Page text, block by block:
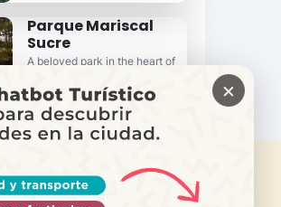
Parque Mariscal
Sucre
A beloved park in the heart of
×